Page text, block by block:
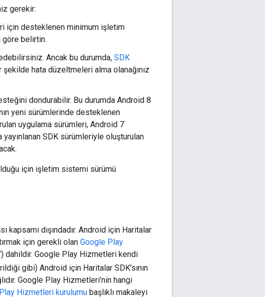
gerekir:
için desteklenen minimum işletim
göre belirtin.
Ancak bu durumda, SDK
hata düzeltmeleri alma olanağınız
dondurabilir. Bu durumda Android 8
yeni sürümlerinde desteklenen
uygulama sürümleri, Android 7
yayınlanan SDK sürümleriyle oluşturulan
için işletim sistemi sürümü
dışındadır. Android için Haritalar
için gerekli olan Google Play
dahildir. Google Play Hizmetleri kendi
gibi) Android için Haritalar SDK'sının
Google Play Hizmetleri'nin hangi
Hizmetleri kurulumu başlıklı makaleyi